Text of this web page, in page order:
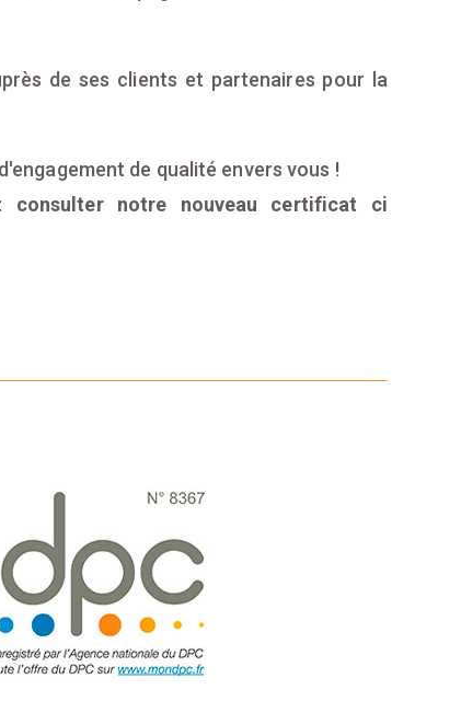
de ses clients et partenaires pour la
de qualité envers vous !
consulter notre nouveau certificat ci